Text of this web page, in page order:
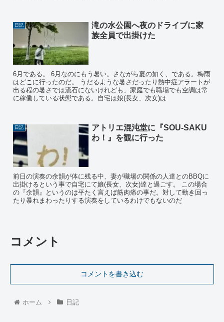
日記
滝の水公園へ夜のドライブに家
族全員で出掛けた
6月である。 6月なのにもう暑い。さながら夏の如く、である。梅雨
はどこに行ったのだ。 うだるような暑さだったり熱中症アラートが
出る程の暑さでは流石にないけれども、家庭でも職場でも空調は常
に稼働している状態である。自宅は娘(長女、次女)は
日記
アトリエ混沌堂に『SOU-SAKU
わ！』を観に行った
前日の演奏の余韻が体に残る中、妻が職場の関係の人達とのBBQに
出掛けるという事で自宅にて娘(長女、次女)達と過ごす。 この場合
の『余韻』というのは平たく言えば筋肉痛の事だ。対して動き回っ
たり暴れまわったりする演奏をしているわけでもないのだ
コメント
コメントを書き込む
ホーム 日記